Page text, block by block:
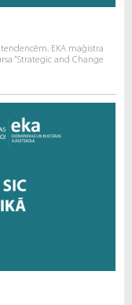
EKA maģistra
“Strategic and Change